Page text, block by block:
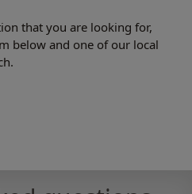
that you are looking for,
below and one of our local